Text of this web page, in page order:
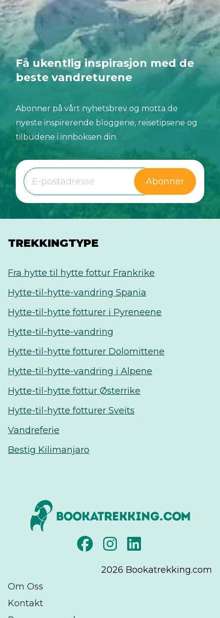
Få ukentlig inspirasjon med de
beste vandreturene
Abonner på vårt nyhetsbrev og motta de
nyeste inspirerende bloggene, reisetipsene og
tilbudene i innboksen din.
Abonner
TREKKINGTYPE
Fra hytte til hytte fottur Frankrike
Hytte-til-hytte-vandring Spania
Hytte-til-hytte fotturer i Pyreneene
Hytte-til-hytte-vandring
Hytte-til-hytte fotturer Dolomittene
Hytte-til-hytte-vandring i Alpene
Hytte-til-hytte fottur Østerrike
Hytte-til-hytte fotturer Sveits
Vandreferie
Bestig Kilimanjaro
2026 Bookatrekking.com
Om Oss
Kontakt